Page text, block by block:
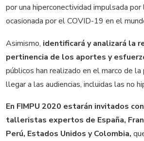
por una hiperconectividad impulsada por
ocasionada por el COVID-19 en el
Asimismo, identificará y analizará la
pertinencia de los aportes y
públicos han realizado en el marco de la
llegar a las audiencias, incluidas las no
En FIMPU 2020 estarán invitados
talleristas expertos de España,
Perú, Estados Unidos y Colombia,